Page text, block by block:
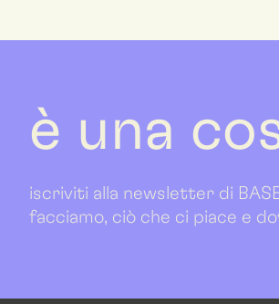
è una
iscriviti alla newsletter di
facciamo, ciò che ci piace e